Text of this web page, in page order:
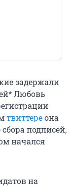
задержали
Любовь
твиттереона
подписей,
начался
на